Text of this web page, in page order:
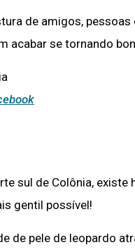
de amigos,
acabar se tornando
sul de Colônia,
gentil possível!
de pele de leopardo